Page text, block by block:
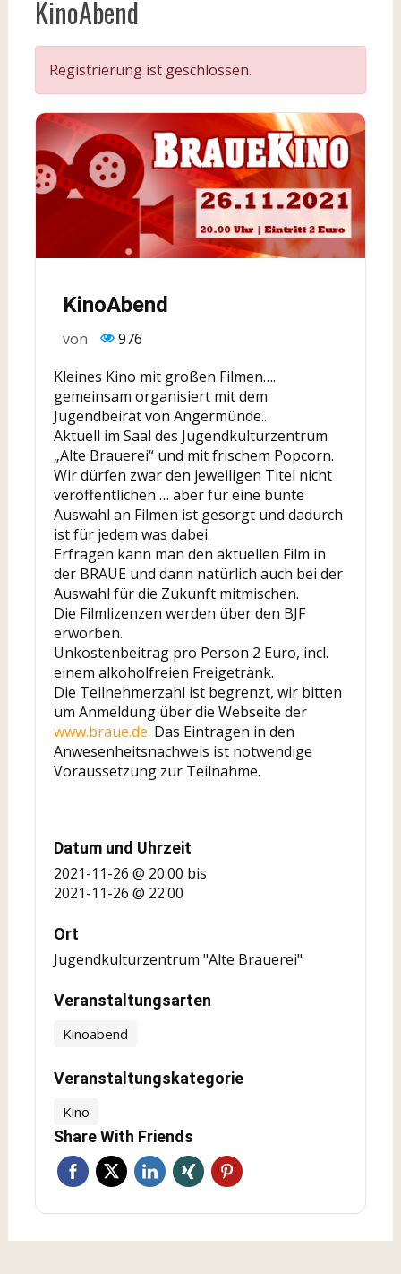
KinoAbend
Registrierung ist geschlossen.
KinoAbend
von
976
Kleines Kino mit großen Filmen….
gemeinsam organisiert mit dem
Jugendbeirat von Angermünde..
Aktuell im Saal des Jugendkulturzentrum
„Alte Brauerei“ und mit frischem Popcorn.
Wir dürfen zwar den jeweiligen Titel nicht
veröffentlichen … aber für eine bunte
Auswahl an Filmen ist gesorgt und dadurch
ist für jedem was dabei.
Erfragen kann man den aktuellen Film in
der BRAUE und dann natürlich auch bei der
Auswahl für die Zukunft mitmischen.
Die Filmlizenzen werden über den BJF
erworben.
Unkostenbeitrag pro Person 2 Euro, incl.
einem alkoholfreien Freigetränk.
Die Teilnehmerzahl ist begrenzt, wir bitten
um Anmeldung über die Webseite der
www.braue.de. Das Eintragen in den
Anwesenheitsnachweis ist notwendige
Voraussetzung zur Teilnahme.
Datum und Uhrzeit
2021-11-26 @ 20:00 bis
2021-11-26 @ 22:00
Ort
Jugendkulturzentrum "Alte Brauerei"
Veranstaltungsarten
Kinoabend
Veranstaltungskategorie
Kino
Share With Friends